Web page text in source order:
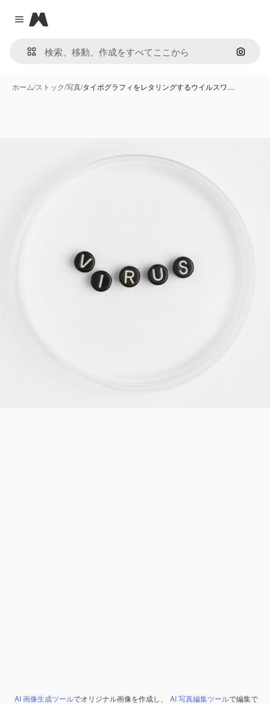
Close menu
Magnific
画像で
ホーム/ストック/写真/タイポグラフィをレタリングするウイルスワ…
AI 画像生成ツールでオリジナル画像を作成し、 AI 写真編集ツールで編集で